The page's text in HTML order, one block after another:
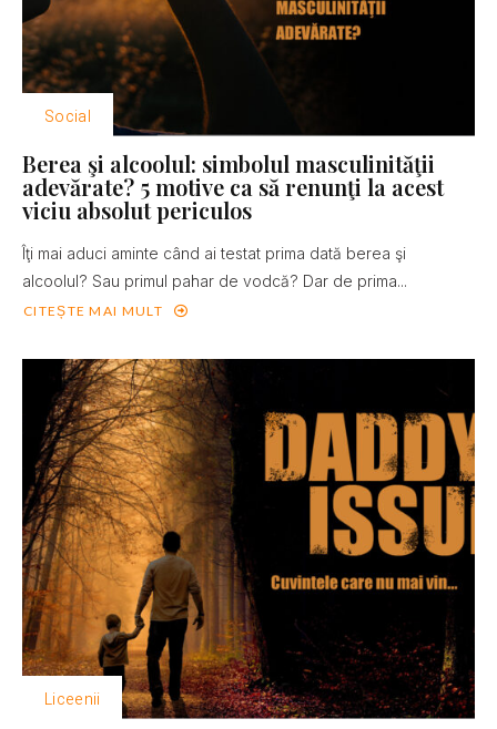
Social
Berea şi alcoolul: simbolul masculinităţii
adevărate? 5 motive ca să renunţi la acest
viciu absolut periculos
Îţi mai aduci aminte când ai testat prima dată berea şi
alcoolul? Sau primul pahar de vodcă? Dar de prima...
CITEȘTE MAI MULT
Liceenii